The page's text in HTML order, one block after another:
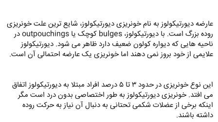
عارضه دیورتیکولوز به نام خونریزی دیورتیکولوز، شایع‌ ترین علت خونریزی
روده بزرگ است. با دیورتیکولوز، bulges کوچک یا outpouchings در
ناحیه هایی که دیواره کولون ضعیف دارد ظاهر می شود. دیورتیکولوز
علایمی از خود بروز نمی‌ دهند اما خونریزی یک عارضه احتمالی آن است.
این نوع خونریزی در حدود ۳ تا ۵ درصد افراد مبتلا به دیورتیکولوز اتفاق
می افتد. خونریزی دیورتیکولوز به طور اختصاصی بدون درد است مگر
اینکه برخی از عضلات شکمی تحتانی به دنبال آن نیاز به حرکت روده
داشته باشند.